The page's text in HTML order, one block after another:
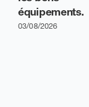
équipements.
03/08/2026